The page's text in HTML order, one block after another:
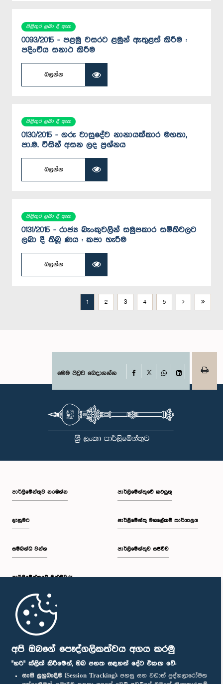
අපි ඔබගේ පෞද්ගලිකත්වය අගය කරමු
"හරි" ක්ලික් කිරීමෙන්, ඔබ පහත සඳහන් දේට එකඟ වේ:
සැසි ලුහුබැඳීම (Session Tracking): පහසු සහ වඩාත් පුද්ගලාරෝපිත
පිළිතුර ලබා දී ඇත
0093/2015 - පළමු වසරට ළමුන් ඇතුළත් කිරීම :
පදිංචිය සනාථ කිරීම
බලන්න
පිළිතුර ලබා දී ඇත
0130/2015 - ගරු වාසුදේව නානායක්කාර මහතා,
පා.ම. විසින් අසන ලද ප්‍රශ්නය
බලන්න
පිළිතුර ලබා දී ඇත
0131/2015 - රාජ්‍ය බැංකුවලින් සමුපකාර සමිතිවලට
ලබා දී තිබූ ණය : කපා හැරීම
බලන්න
1 2 3 4 5
මෙම පිටුව බෙදාගන්න Facebook
WhatsAppLinkedIn
පාර්ලි‌මේන්තුව නරඹන්න
දැනුමට
සම්බන්ධ වන්න
පාර්ලි‌මේන්තුවේ මන්ත්‍රීවරු
මුල් පිටුව
පාර්ලිමේන්තුවේ කටයුතු
පාර්ලිමේන්තු මහලේකම් කාර්යාලය
පාර්ලිමේන්තුව සජීවීව
පාර්ලිමේන්තු ජංගම යෙදුම